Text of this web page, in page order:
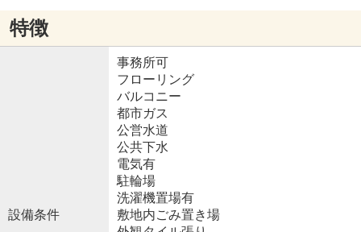
特徴
設備条件
事務所可
フローリング
バルコニー
都市ガス
公営水道
公共下水
電気有
駐輪場
洗濯機置場有
敷地内ごみ置き場